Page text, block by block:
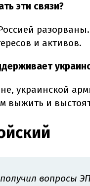
эти связи?
и активов.
украинской
выжить и
вопросы